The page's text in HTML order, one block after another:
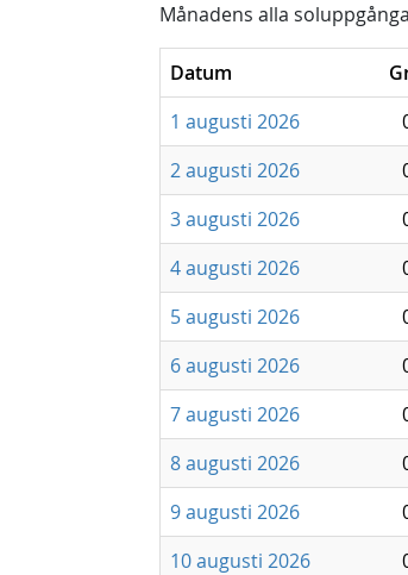
Månadens alla
Datum
1 augusti 2026
2 augusti 2026
3 augusti 2026
4 augusti 2026
5 augusti 2026
6 augusti 2026
7 augusti 2026
8 augusti 2026
9 augusti 2026
10 augusti 2026